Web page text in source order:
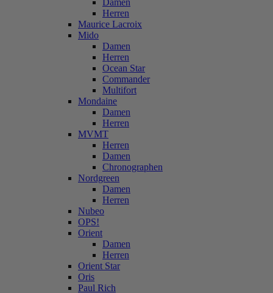
Damen
Herren
Maurice Lacroix
Mido
Damen
Herren
Ocean Star
Commander
Multifort
Mondaine
Damen
Herren
MVMT
Herren
Damen
Chronographen
Nordgreen
Damen
Herren
Nubeo
OPS!
Orient
Damen
Herren
Orient Star
Oris
Paul Rich